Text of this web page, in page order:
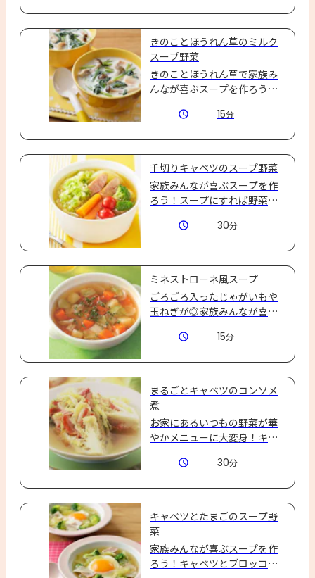
きのことほうれん草のミルク
スープ野菜
きのことほうれん草で家族み
んなが喜ぶスープを作ろう♪
クスープ☆
15分
千切りキャベツのスープ野菜
家族みんなが喜ぶスープを作
ろう！スープにすれば野菜を
る！その名も「スープ野菜」
30分
ミネストローネ風スープ
ごろごろ入ったじゃがいもや
玉ねぎが◎家族みんなが喜ぶ
ローネ風スープを作ろう☆
15分
まるごとキャベツのコンソメ
煮
お家にあるいつもの野菜が華
やかメニューに大変身！キャ
「味の素KKコンソメ」で煮る
30分
キャベツとたまごのスープ野
菜
家族みんなが喜ぶスープを作
ろう！キャベツとブロッコリ